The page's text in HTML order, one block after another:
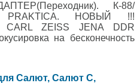
К-88/
PRAKTICA. НОВЫЙ !!!
CARL ZEISS JENA DDR
на бесконечность
Салют, Салют С,